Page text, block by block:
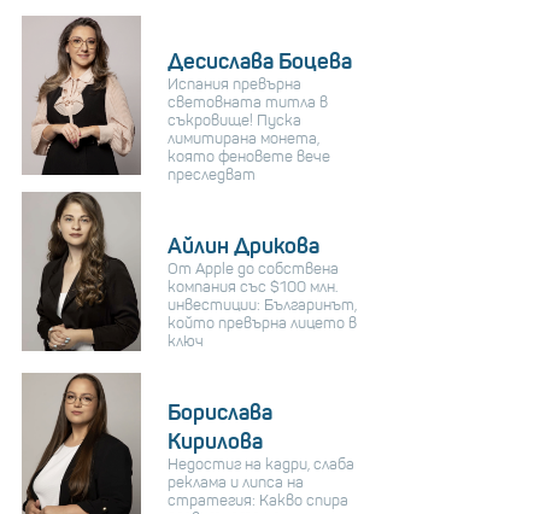
Десислава Боцева
Испания превърна
световната титла в
съкровище! Пуска
лимитирана монета,
която феновете вече
преследват
Айлин Дрикова
От Apple до собствена
компания със $100 млн.
инвестиции: Българинът,
който превърна лицето в
ключ
Борислава
Кирилова
Недостиг на кадри, слаба
реклама и липса на
стратегия: Какво спира